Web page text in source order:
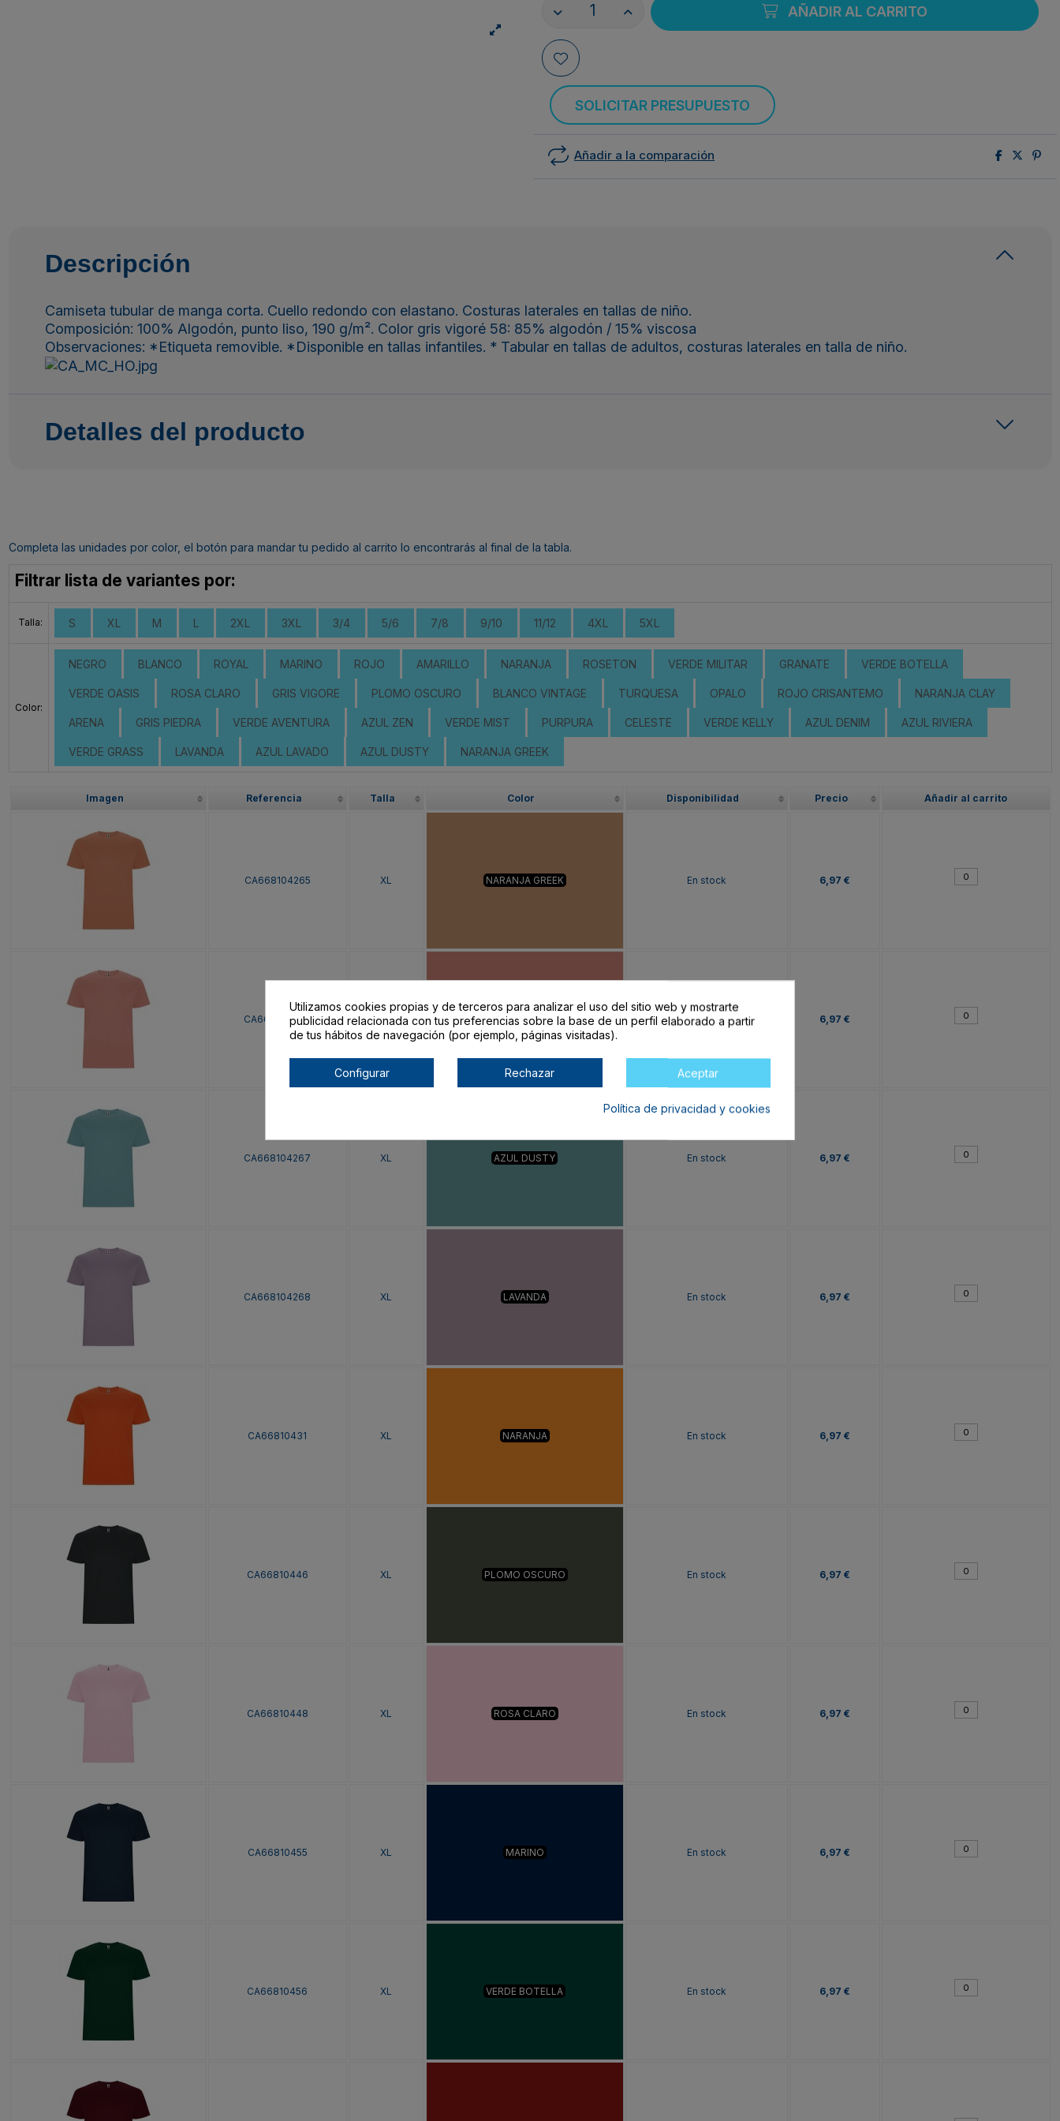
AÑADIR AL CARRITO
SOLICITAR PRESUPUESTO
Añadir a la comparación
Descripción
Camiseta tubular de manga corta. Cuello redondo con elastano. Costuras laterales en tallas de niño.
Composición: 100% Algodón, punto liso, 190 g/m². Color gris vigoré 58: 85% algodón / 15% viscosa
Observaciones: *Etiqueta removible. *Disponible en tallas infantiles. * Tabular en tallas de adultos, costuras laterales en talla de niño.
Detalles del producto
Completa las unidades por color, el botón para mandar tu pedido al carrito lo encontrarás al final de la tabla.
Filtrar lista de variantes por:
Talla: S XL M L 2XL 3XL 3/4 5/6 7/8 9/10 11/12 4XL 5XL
Color:
NEGRO BLANCO ROYAL MARINO ROJO AMARILLO NARANJA ROSETON VERDE MILITAR GRANATE VERDE BOTELLA
VERDE OASIS ROSA CLARO GRIS VIGORE PLOMO OSCURO BLANCO VINTAGE TURQUESA OPALO ROJO CRISANTEMO NARANJA CLAY
ARENA GRIS PIEDRA VERDE AVENTURA AZUL ZEN VERDE MIST PURPURA CELESTE VERDE KELLY AZUL DENIM AZUL RIVIERA
VERDE GRASS LAVANDA AZUL LAVADO AZUL DUSTY NARANJA GREEK
Imagen Referencia Talla Color Disponibilidad Precio Añadir al carrito
CA668104265 XL NARANJA GREEK En stock 6,97 €
CA668104266 XL NARANJA CLAY En stock 6,97 €
CA668104267 XL AZUL DUSTY En stock 6,97 €
CA668104268 XL LAVANDA En stock 6,97 €
CA66810431 XL NARANJA En stock 6,97 €
CA66810446 XL PLOMO OSCURO En stock 6,97 €
CA66810448 XL ROSA CLARO En stock 6,97 €
CA66810455 XL MARINO En stock 6,97 €
CA66810456 XL VERDE BOTELLA En stock 6,97 €
Utilizamos cookies propias y de terceros para analizar el uso del sitio web y mostrarte
publicidad relacionada con tus preferencias sobre la base de un perfil elaborado a partir
de tus hábitos de navegación (por ejemplo, páginas visitadas).
Configurar Rechazar Aceptar
Política de privacidad y cookies